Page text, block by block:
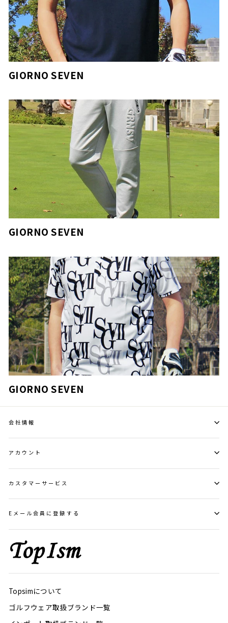
GIORNO SEVEN
GIORNO SEVEN
GIORNO SEVEN
会社情報
アカウント
カスタマーサービス
Eメール会員に登録する
Topsimについて
ゴルフウェア取扱ブランド一覧